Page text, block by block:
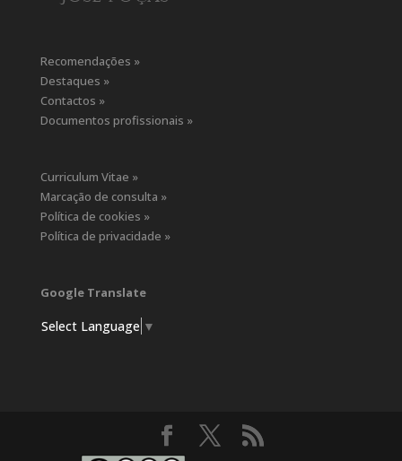
Recomendações »
Destaques »
Contactos »
Documentos profissionais »
Curriculum Vitae »
Marcação de consulta »
Política de cookies »
Política de privacidade »
Google Translate
Select Language ▼